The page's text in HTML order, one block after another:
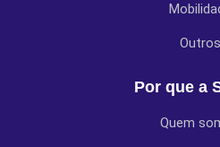
Outros
Por que a
Quem